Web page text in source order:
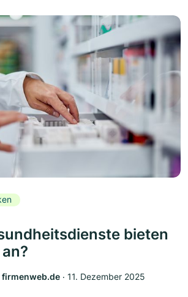
bieten
firmenweb.de ‧ 11. Dezember 2025